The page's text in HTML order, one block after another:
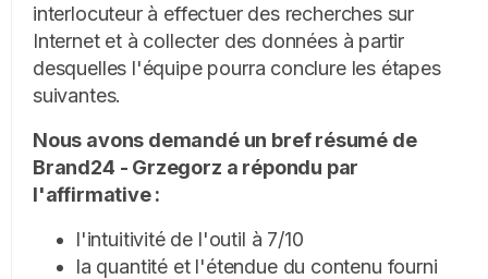
interlocuteur à effectuer des recherches sur
Internet et à collecter des données à partir
desquelles l'équipe pourra conclure les étapes
suivantes.
Nous avons demandé un bref résumé de
Brand24 - Grzegorz a répondu par
l'affirmative :
l'intuitivité de l'outil à 7/10
la quantité et l'étendue du contenu fourni